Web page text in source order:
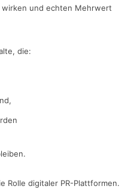
und echten Mehrwert
die:
Rolle digitaler PR-Plattformen.